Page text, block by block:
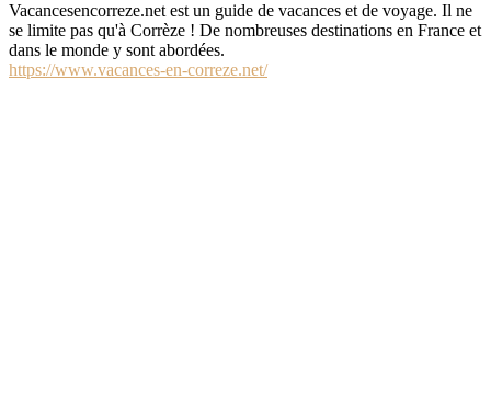
Vacancesencorreze.net est un guide de vacances et de voyage. Il ne
se limite pas qu'à Corrèze ! De nombreuses destinations en France et
dans le monde y sont abordées.
https://www.vacances-en-correze.net/